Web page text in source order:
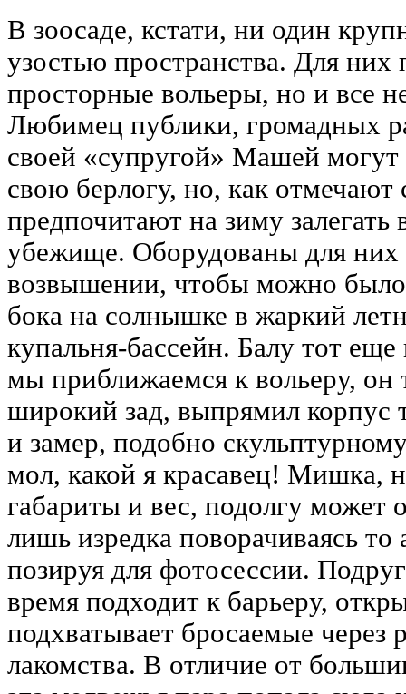
В зоосаде, кстати, ни один
узостью пространства. Для них
просторные вольеры, но и все
Любимец публики, громадных
своей «супругой» Машей
свою берлогу, но, как отмечают
предпочитают на зиму залегать
убежище. Оборудованы для
возвышении, чтобы можно было
бока на солнышке в жаркий
купальня-бассейн. Балу тот
мы приближаемся к вольеру, он
широкий зад, выпрямил корпус
и замер, подобно
мол, какой я красавец! Мишка,
габариты и вес, подолгу может
лишь изредка поворачиваясь
позируя для фотосессии.
время подходит к барьеру,
подхватывает бросаемые через
лакомства. В отличие от